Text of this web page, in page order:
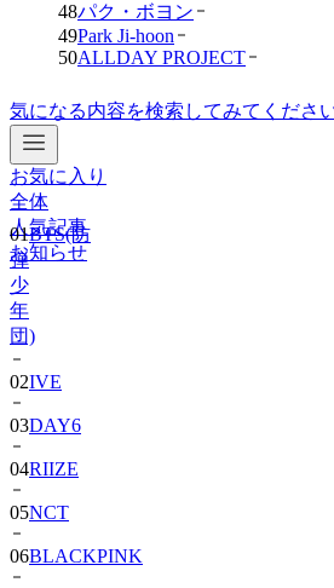
48パク・ボヨン
49Park Ji-hoon
50ALLDAY PROJECT
気になる内容を検索してみてくださ
お気に入り
全体
人気記事
お知らせ
01BTS(防
弾
少
年
団)
02 IVE
03DAY6
04RIIZE
05NCT
06BLACKPINK
07TWS